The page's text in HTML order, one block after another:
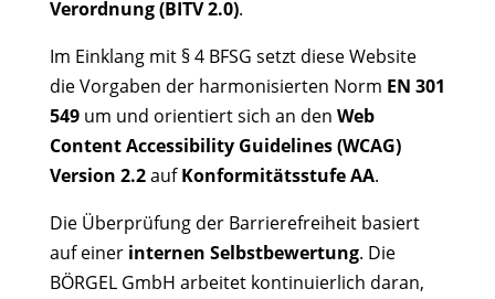
Verordnung (BITV 2.0).
Im Einklang mit § 4 BFSG setzt diese Website
die Vorgaben der harmonisierten Norm EN 301
549um und orientiert sich an den Web
Content Accessibility Guidelines (WCAG)
Version 2.2aufKonformitätsstufe AA.
Die Überprüfung der Barrierefreiheit basiert
auf einer internen Selbstbewertung. Die
BÖRGEL GmbH arbeitet kontinuierlich daran,